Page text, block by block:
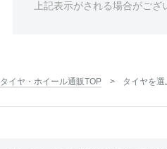
上記表示がされる場合がござ
タイヤ・ホイール通販TOP タイヤを選